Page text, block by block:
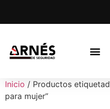
Inicio / Productos
para mujer”